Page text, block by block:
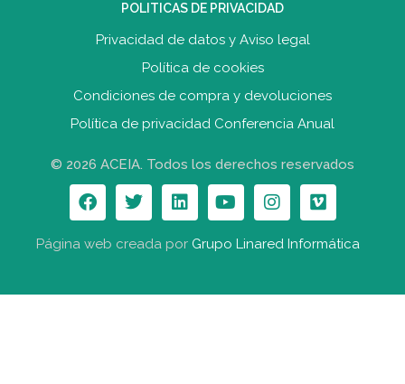
POLITICAS DE PRIVACIDAD
Privacidad de datos y Aviso legal
Política de cookies
Condiciones de compra y devoluciones
Política de privacidad Conferencia Anual
© 2026 ACEIA. Todos los derechos reservados
Página web creada por Grupo Linared Informática